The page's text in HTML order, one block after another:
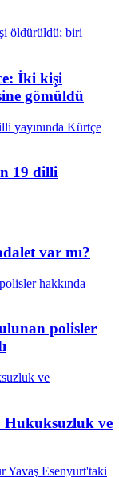
İki kişi
gömüldü
19 dilli
var mı?
polisler
Hukuksuzluk ve